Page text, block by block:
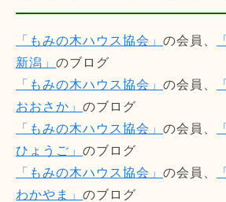
「もみの木ハウス協会」 の会員、
新潟」 のブログ
「もみの木ハウス協会」 の会員、
おおさか」 のブログ
「もみの木ハウス協会」 の会員、
ひょうご」 のブログ
「もみの木ハウス協会」 の会員、
わかやま」 のブログ